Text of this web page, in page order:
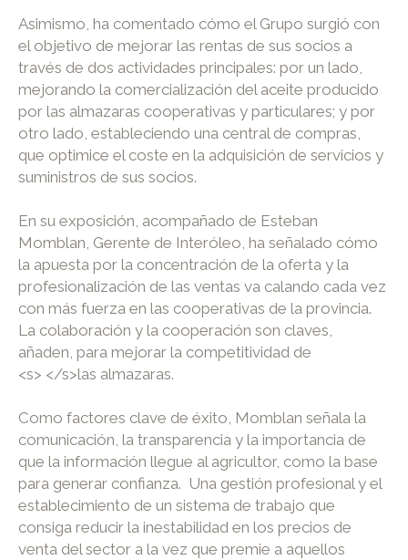
Asimismo, ha comentado cómo el Grupo surgió con
el objetivo de mejorar las rentas de sus socios a
través de dos actividades principales: por un lado,
mejorando la comercialización del aceite producido
por las almazaras cooperativas y particulares; y por
otro lado, estableciendo una central de compras,
que optimice el coste en la adquisición de servicios y
suministros de sus socios.
En su exposición, acompañado de Esteban
Momblan, Gerente de Interóleo, ha señalado cómo
la apuesta por la concentración de la oferta y la
profesionalización de las ventas va calando cada vez
con más fuerza en las cooperativas de la provincia.
La colaboración y la cooperación son claves,
añaden, para mejorar la competitividad de
<s> </s>las almazaras.
Como factores clave de éxito, Momblan señala la
comunicación, la transparencia y la importancia de
que la información llegue al agricultor, como la base
para generar confianza. Una gestión profesional y el
establecimiento de un sistema de trabajo que
consiga reducir la inestabilidad en los precios de
venta del sector a la vez que premie a aquellos